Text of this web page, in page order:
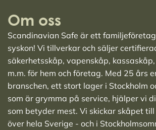
Om oss
Scandinavian Safe är ett
syskon! Vi tillverkar och säljer
säkerhetsskåp, vapenskåp, kassaskåp,
m.m. för hem och företag. Med 25 års
branschen, ett stort lager i Stockholm
som är grymma på service, hjälper vi
som betyder mest. Vi skickar skåpet
över hela Sverige - och i